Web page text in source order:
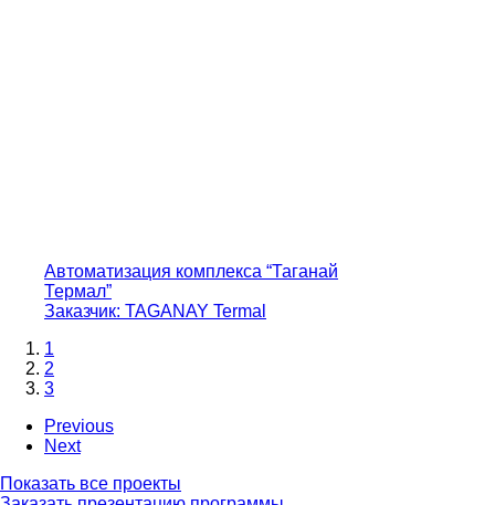
1
2
3
Previous
Next
Показать все проекты